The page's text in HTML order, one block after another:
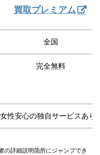
買取プレミアム
全国
完全無料
女性安心の独自サービスあり
の詳細説明箇所にジャンプでき